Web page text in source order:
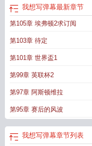
我想写弹幕最新章节
第105章 埃弗顿2求订阅
第103章 待定
第101章 世界盃1
第99章 英联杯2
第97章 阿斯顿维拉
第95章 赛后的风波
我想写弹幕章节列表